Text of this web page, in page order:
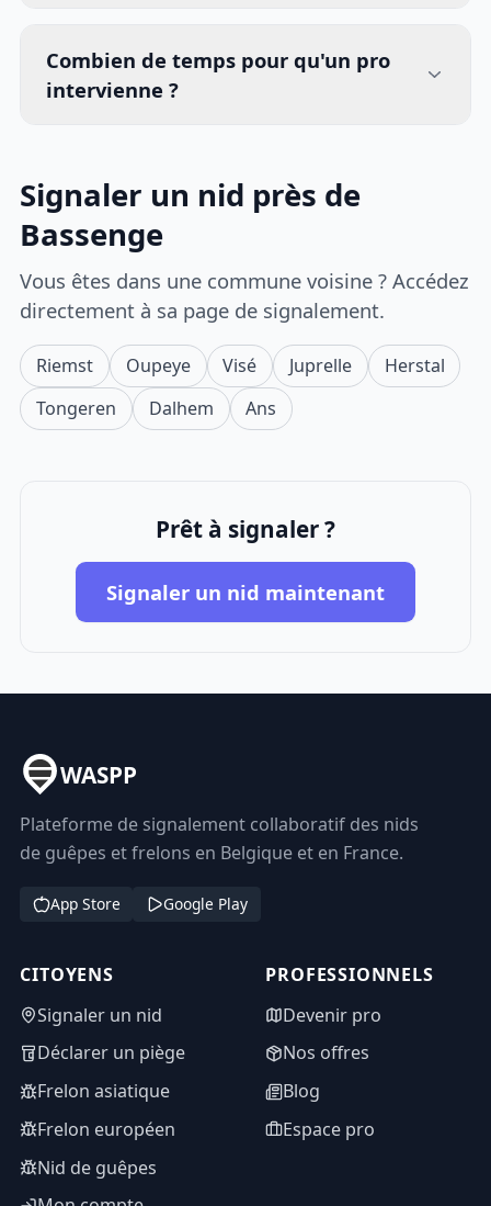
Combien de temps pour qu'un pro
intervienne ?
Signaler un nid près de
Bassenge
Vous êtes dans une commune voisine ? Accédez
directement à sa page de signalement.
Riemst Oupeye Visé Juprelle
Herstal
Tongeren
Dalhem Ans
Prêt à signaler ?
Signaler un nid maintenant
WASPP
Plateforme de signalement collaboratif des nids
de guêpes et frelons en Belgique et en France.
App Store Google Play
CITOYENS
Signaler un nid
Déclarer un piège
Frelon asiatique
Frelon européen
Nid de guêpes
PROFESSIONNELS
Devenir pro
Nos offres
Blog
Espace pro